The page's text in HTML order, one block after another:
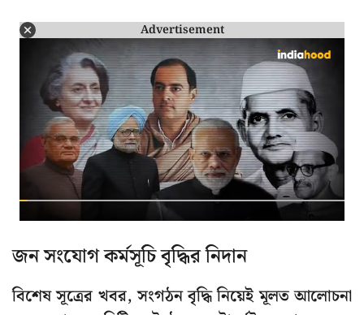
Advertisement
জন সংযোগ কর্মসূচি বৃদ্ধির নিদান
বিশেষ সূত্রের খবর, সংগঠন বৃদ্ধি নিয়েই মূলত আলোচনা